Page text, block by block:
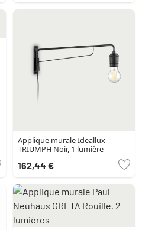
Applique murale Ideallux
TRIUMPH Noir, 1 lumière
162,44 €